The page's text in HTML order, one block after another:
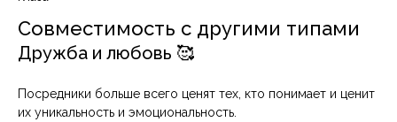
Совместимость с другими типами
Дружба и любовь 🥰
Посредники больше всего ценят тех, кто понимает и ценит
их уникальность и эмоциональность.